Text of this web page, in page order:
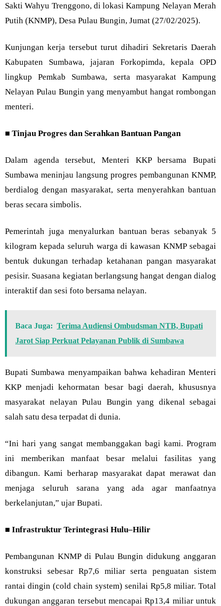
Sakti Wahyu Trenggono, di lokasi Kampung Nelayan Merah
Putih (KNMP), Desa Pulau Bungin, Jumat (27/02/2025).
Kunjungan kerja tersebut turut dihadiri Sekretaris Daerah
Kabupaten Sumbawa, jajaran Forkopimda, kepala OPD
lingkup Pemkab Sumbawa, serta masyarakat Kampung
Nelayan Pulau Bungin yang menyambut hangat rombongan
menteri.
■ Tinjau Progres dan Serahkan Bantuan Pangan
Dalam agenda tersebut, Menteri KKP bersama Bupati
Sumbawa meninjau langsung progres pembangunan KNMP,
berdialog dengan masyarakat, serta menyerahkan bantuan
beras secara simbolis.
Pemerintah juga menyalurkan bantuan beras sebanyak 5
kilogram kepada seluruh warga di kawasan KNMP sebagai
bentuk dukungan terhadap ketahanan pangan masyarakat
pesisir. Suasana kegiatan berlangsung hangat dengan dialog
interaktif dan sesi foto bersama nelayan.
Baca Juga: Terima Audiensi Ombudsman NTB, Bupati
Jarot Siap Perkuat Pelayanan Publik di Sumbawa
Bupati Sumbawa menyampaikan bahwa kehadiran Menteri
KKP menjadi kehormatan besar bagi daerah, khususnya
masyarakat nelayan Pulau Bungin yang dikenal sebagai
salah satu desa terpadat di dunia.
“Ini hari yang sangat membanggakan bagi kami. Program
ini memberikan manfaat besar melalui fasilitas yang
dibangun. Kami berharap masyarakat dapat merawat dan
menjaga seluruh sarana yang ada agar manfaatnya
berkelanjutan,” ujar Bupati.
■ Infrastruktur Terintegrasi Hulu–Hilir
Pembangunan KNMP di Pulau Bungin didukung anggaran
konstruksi sebesar Rp7,6 miliar serta penguatan sistem
rantai dingin (cold chain system) senilai Rp5,8 miliar. Total
dukungan anggaran tersebut mencapai Rp13,4 miliar untuk